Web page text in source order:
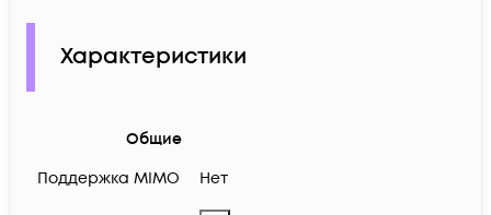
Характеристики
Общие
Поддержка MIMO
Нет